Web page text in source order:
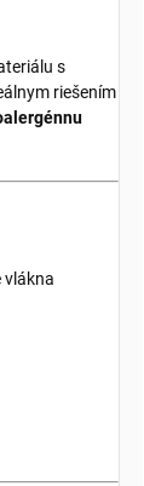
s
riešením
vlákna